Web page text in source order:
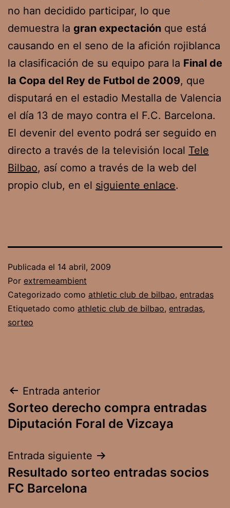
no han decidido participar, lo que
demuestra la gran expectación que está
causando en el seno de la afición rojiblanca
la clasificación de su equipo para la Final de
la Copa del Rey de Futbol de 2009, que
disputará en el estadio Mestalla de Valencia
el día 13 de mayo contra el F.C. Barcelona.
El devenir del evento podrá ser seguido en
directo a través de la televisión local Tele
Bilbao, así como a través de la web del
propio club, en el siguiente enlace.
Publicada el 14 abril, 2009
Por extremeambient
Categorizado como athletic club de bilbao, entradas
Etiquetado como athletic club de bilbao, entradas,
sorteo
Navegación
de
Entrada anterior
Sorteo derecho compra entradas
Diputación Foral de Vizcaya
Entrada siguiente
Resultado sorteo entradas socios
FC Barcelona